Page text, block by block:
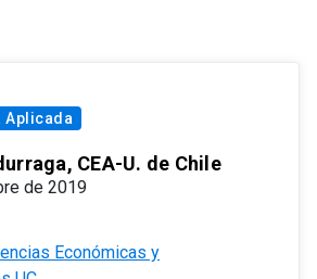
Aplicada
CEA-U. de Chile
de 2019
Económicas y